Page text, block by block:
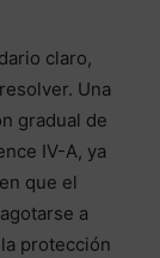
claro,
Una
gradual de
IV-A, ya
que el
a
protección